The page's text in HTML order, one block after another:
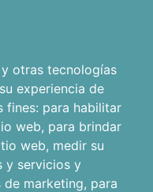
otras tecnologías
experiencia de
fines: para habilitar
web, para brindar
web, medir su
y servicios y
de marketing, para